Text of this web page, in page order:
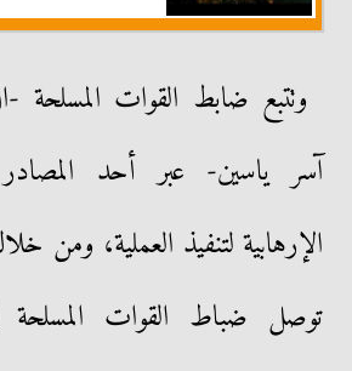
وتتبع ضابط القوات المسلحة
آسر ياسين- عبر أحد
الإرهابية لتنفيذ العملية، ومن
توصل ضباط القوات المسلحة